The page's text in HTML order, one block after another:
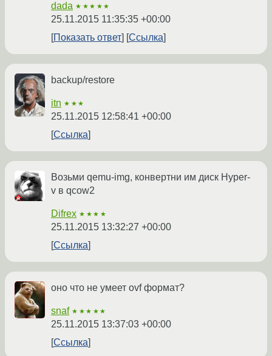
dada ★★★★★
25.11.2015 11:35:35 +00:00
Показать ответ
Ссылка
backup/restore
itn ★★★
25.11.2015 12:58:41 +00:00
Ссылка
Возьми qemu-img, конвертни им диск Hyper-
v в qcow2
Difrex ★★★★
25.11.2015 13:32:27 +00:00
Ссылка
оно что не умеет ovf формат?
snaf ★★★★★
25.11.2015 13:37:03 +00:00
Ссылка